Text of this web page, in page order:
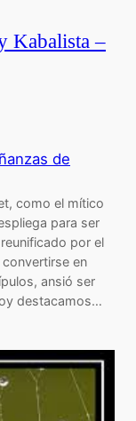
Kabalista –
de
como el mítico
para ser
por el
en
ansió ser
destacamos…